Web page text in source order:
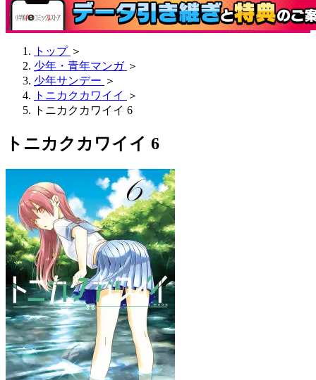
トップ ＞
少年・青年マンガ ＞
少年サンデー ＞
トニカクカワイイ
＞
トニカクカワイイ 6
トニカクカワイイ 6